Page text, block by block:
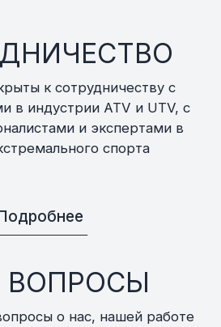
к сотрудничеству с
в индустрии ATV и UTV, с
и экспертами в
спорта
ВОПРОСЫ
о нас, нашей работе